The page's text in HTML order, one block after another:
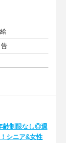
齢制限なし◎週
シニア&女性